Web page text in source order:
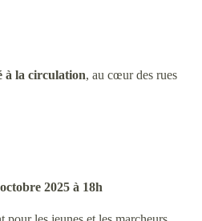
à la circulation, au cœur des rues
2025 à 18h